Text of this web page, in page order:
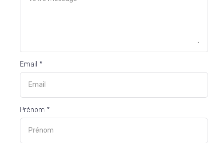
Email *
Prénom *